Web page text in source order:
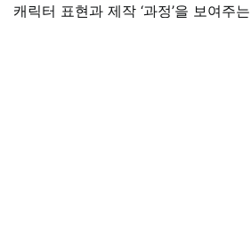
캐릭터 표현과 제작 ‘과정’을 보여주